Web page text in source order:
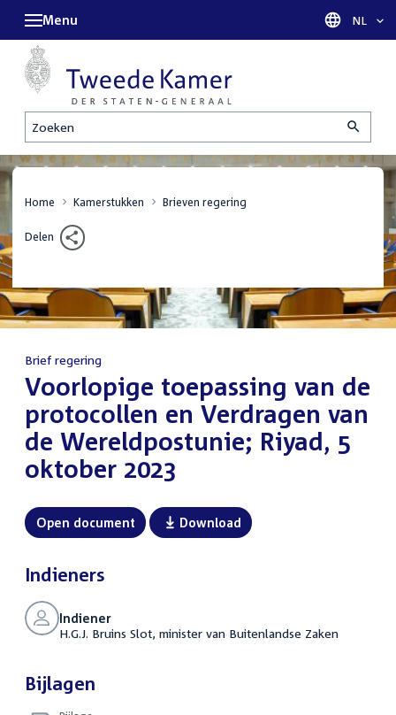
Zoeken
Menu Taal
NL
Home Kamerstukken Brieven regering
Delen
Brief regering
:Voorlopige toepassing van de
protocollen en Verdragen van
de Wereldpostunie; Riyad, 5
oktober 2023
Open document Download
Indieners
Indiener
H.G.J. Bruins Slot, minister van Buitenlandse Zaken
Bijlagen